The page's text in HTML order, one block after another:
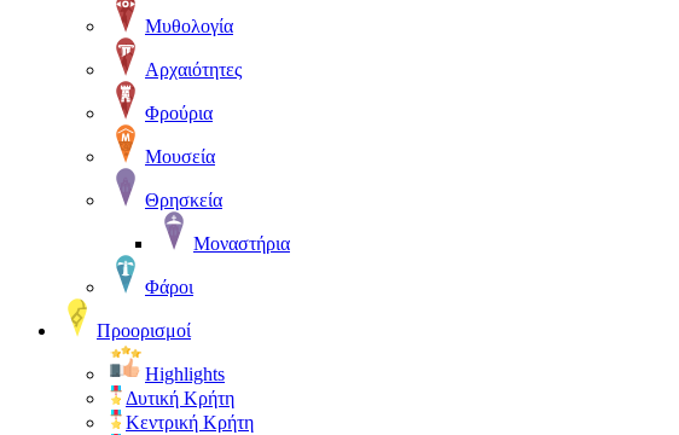
Μυθολογία
Αρχαιότητες
Φρούρια
Μουσεία
Θρησκεία
Μοναστήρια
Φάροι
Προορισμοί
Highlights
Δυτική Κρήτη
Κεντρική Κρήτη